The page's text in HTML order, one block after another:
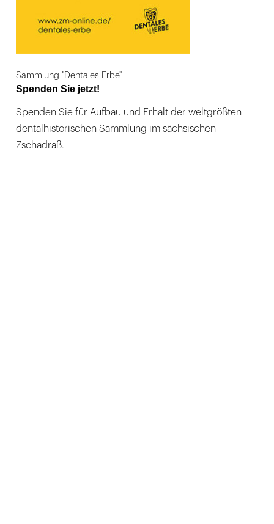
Sammlung "Dentales Erbe"
Spenden Sie jetzt!
Spenden Sie für Aufbau und Erhalt der weltgrößten
dentalhistorischen Sammlung im sächsischen
Zschadraß.